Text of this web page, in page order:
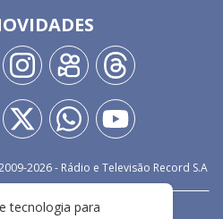
2026- Rádio e Televisão Record S.A
tecnologia para